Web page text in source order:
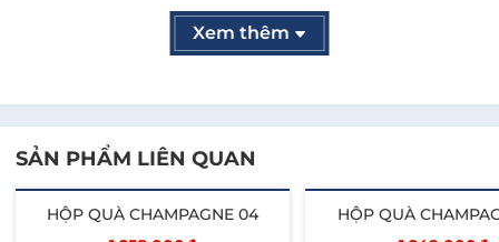
hợp 100g - lon giấy
Ocean 140g
Chocolate Tiramisu
Bery'l 65g
Xem thêm
SẢN PHẨM LIÊN QUAN
HỘP QUÀ CHAMPAGNE 04
HỘP QUÀ